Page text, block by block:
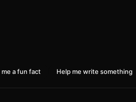
me a fun fact Help me write something